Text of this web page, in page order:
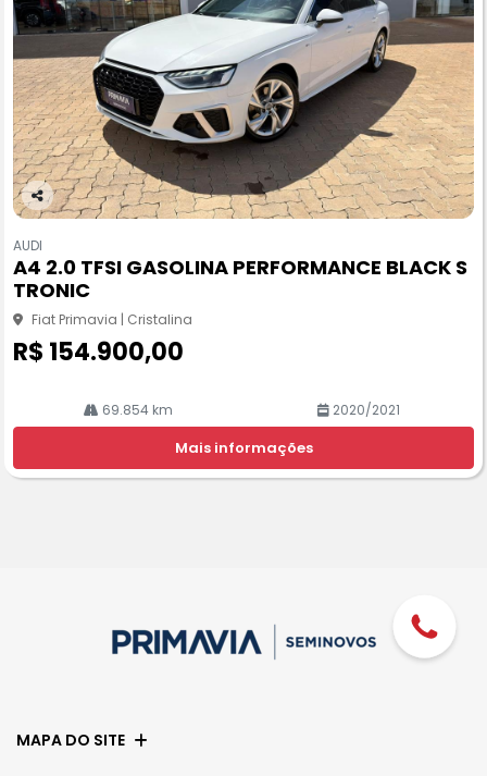
Co
pa
rtil
he
AUDI
A4 2.0 TFSI GASOLINA PERFORMANCE BLACK S
TRONIC
Fiat Primavia | Cristalina
R$ 154.900,00
69.854 km 2020/2021
Mais informações
MAPA DO SITE